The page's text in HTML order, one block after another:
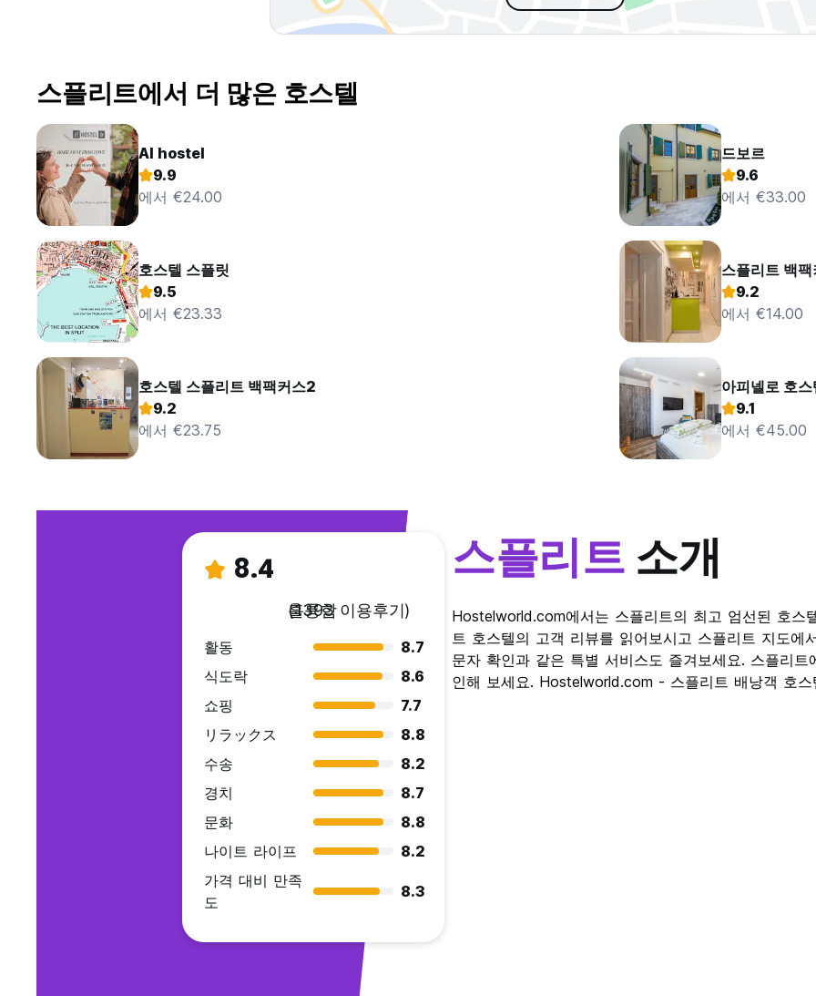
스플리트에서 더 많은 호스텔
AI hostel
9.9
에서 €24.00
드보르
9.6
에서 €33.00
호스텔 스플릿
9.5
에서 €23.33
스플리트 백
9.2
에서 €14.00
호스텔 스플리트 백팩커스2
9.2
에서 €23.75
아피넬로 호스
9.1
에서 €45.00
8.4
훌륭함
(1393 이용후기)
활동
8.7
식도락
8.6
쇼핑
7.7
リラックス
8.8
수송
8.2
경치
8.7
문화
8.8
나이트 라이프
8.2
가격 대비 만족
도
8.3
스플리트 소개
Hostelworld.com에서는 스플리트의 최고 엄선된 호
트 호스텔의 고객 리뷰를 읽어보시고 스플리트 지도에
문자 확인과 같은 특별 서비스도 즐겨보세요. 스플리
인해 보세요. Hostelworld.com - 스플리트 배낭객 호